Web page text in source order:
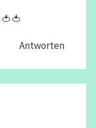
Antworten